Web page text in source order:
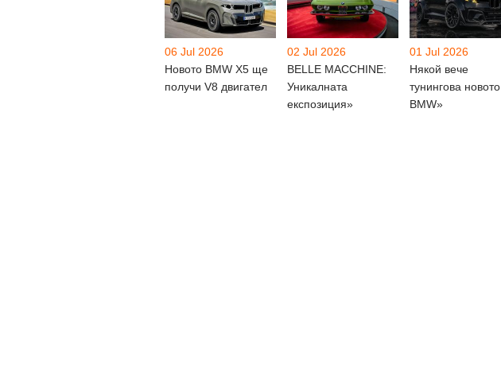
06 Jul 2026
Новото BMW X5 ще
получи V8 двигател
02 Jul 2026
BELLE MACCHINE:
Уникалната
експозиция»
01 Jul 2026
Някой вече
тунингова новото
BMW»